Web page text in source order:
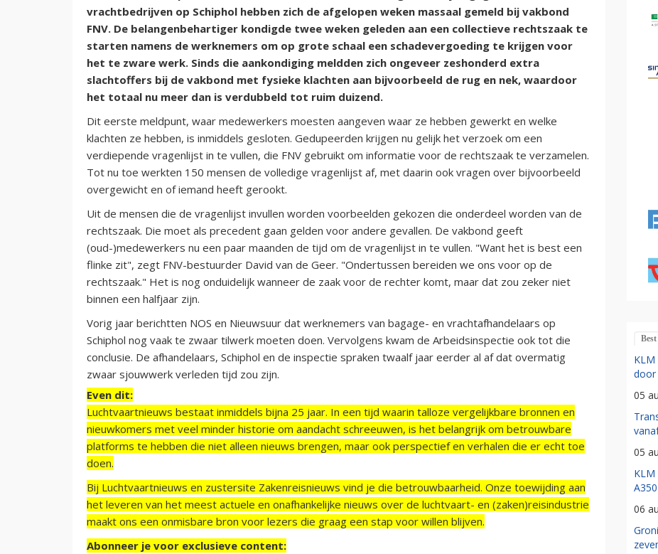
vrachtbedrijven op Schiphol hebben zich de afgelopen weken massaal gemeld bij vakbond
FNV. De belangenbehartiger kondigde twee weken geleden aan een collectieve rechtszaak te
starten namens de werknemers om op grote schaal een schadevergoeding te krijgen voor
het te zware werk. Sinds die aankondiging meldden zich ongeveer zeshonderd extra
slachtoffers bij de vakbond met fysieke klachten aan bijvoorbeeld de rug en nek, waardoor
het totaal nu meer dan is verdubbeld tot ruim duizend.
Dit eerste meldpunt, waar medewerkers moesten aangeven waar ze hebben gewerkt en welke
klachten ze hebben, is inmiddels gesloten. Gedupeerden krijgen nu gelijk het verzoek om een
verdiepende vragenlijst in te vullen, die FNV gebruikt om informatie voor de rechtszaak te verzamelen.
Tot nu toe werkten 150 mensen de volledige vragenlijst af, met daarin ook vragen over bijvoorbeeld
overgewicht en of iemand heeft gerookt.
Uit de mensen die de vragenlijst invullen worden voorbeelden gekozen die onderdeel worden van de
rechtszaak. Die moet als precedent gaan gelden voor andere gevallen. De vakbond geeft
(oud-)medewerkers nu een paar maanden de tijd om de vragenlijst in te vullen. "Want het is best een
flinke zit", zegt FNV-bestuurder David van de Geer. "Ondertussen bereiden we ons voor op de
rechtszaak." Het is nog onduidelijk wanneer de zaak voor de rechter komt, maar dat zou zeker niet
binnen een halfjaar zijn.
Vorig jaar berichtten NOS en Nieuwsuur dat werknemers van bagage- en vrachtafhandelaars op
Schiphol nog vaak te zwaar tilwerk moeten doen. Vervolgens kwam de Arbeidsinspectie ook tot die
conclusie. De afhandelaars, Schiphol en de inspectie spraken twaalf jaar eerder al af dat overmatig
zwaar sjouwwerk verleden tijd zou zijn.
Even dit:
Luchtvaartnieuws bestaat inmiddels bijna 25 jaar. In een tijd waarin talloze vergelijkbare bronnen en
nieuwkomers met veel minder historie om aandacht schreeuwen, is het belangrijk om betrouwbare
platforms te hebben die niet alleen nieuws brengen, maar ook perspectief en verhalen die er echt toe
doen.
Bij Luchtvaartnieuws en zustersite Zakenreisnieuws vind je die betrouwbaarheid. Onze toewijding aan
het leveren van het meest actuele en onafhankelijke nieuws over de luchtvaart- en (zaken)reisindustrie
maakt ons een onmisbare bron voor lezers die graag een stap voor willen blijven.
Abonneer je voor exclusieve content:
Best
door
05
05
06